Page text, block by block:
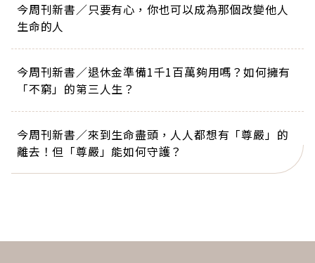
今周刊新書／只要有心，你也可以成為那個改變他人
生命的人
今周刊新書／退休金準備1千1百萬夠用嗎？如何擁有
「不窮」的第三人生？
今周刊新書／來到生命盡頭，人人都想有「尊嚴」的
離去！但「尊嚴」能如何守護？